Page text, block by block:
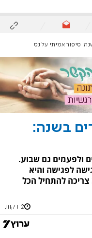
חיתנה 2 ילדים בשנה:
ולפעמים גם שבוע.
לפגישה והיא
להתחיל הכל
2 דקות